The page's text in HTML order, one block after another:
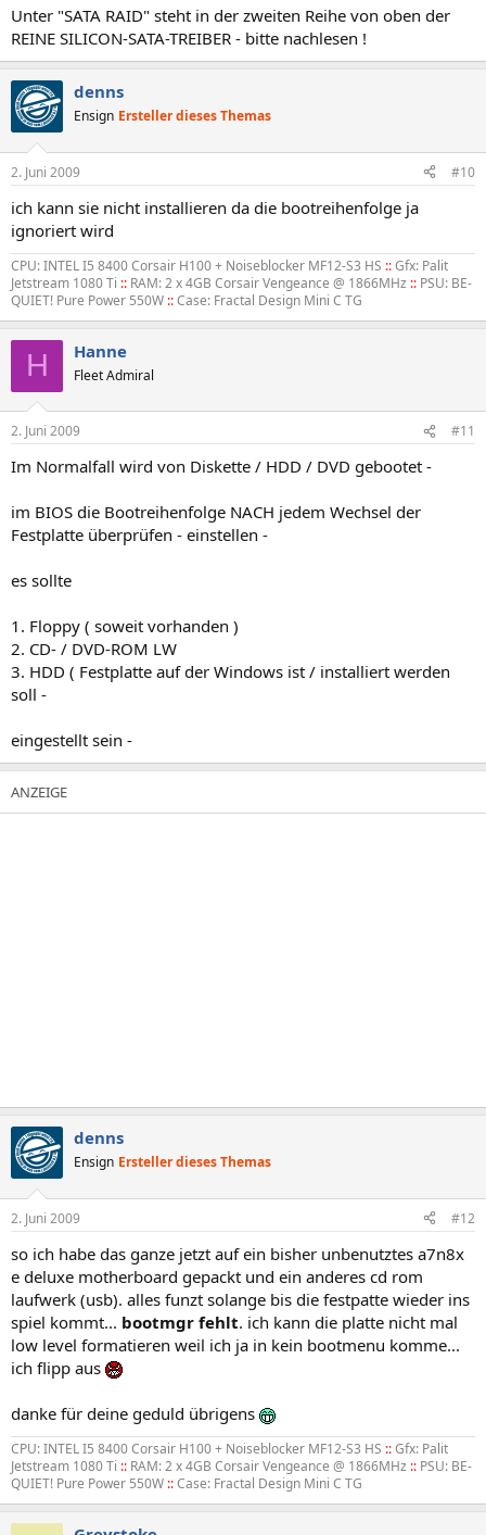
Unter "SATA RAID" steht in der zweiten Reihe von oben der
REINE SILICON-SATA-TREIBER - bitte nachlesen !
denns
Ensign Ersteller dieses Themas
2. Juni 2009 #10
ich kann sie nicht installieren da die bootreihenfolge ja
ignoriert wird
CPU: INTEL I5 8400 Corsair H100 + Noiseblocker MF12-S3 HS ::Gfx: Palit
Jetstream 1080 Ti :: RAM: 2 x 4GB Corsair Vengeance @ 1866MHz :: PSU: BE-
QUIET! Pure Power 550W ::Case: Fractal Design Mini C TG
H Hanne
Fleet Admiral
2. Juni 2009 #11
Im Normalfall wird von Diskette / HDD / DVD gebootet -
im BIOS die Bootreihenfolge NACH jedem Wechsel der
Festplatte überprüfen - einstellen -
es sollte
1. Floppy ( soweit vorhanden )
2. CD- / DVD-ROM LW
3. HDD ( Festplatte auf der Windows ist / installiert werden
soll -
eingestellt sein -
denns
Ensign Ersteller dieses Themas
2. Juni 2009 #12
so ich habe das ganze jetzt auf ein bisher unbenutztes a7n8x
e deluxe motherboard gepackt und ein anderes cd rom
laufwerk (usb). alles funzt solange bis die festpatte wieder ins
spiel kommt... bootmgr fehlt. ich kann die platte nicht mal
low level formatieren weil ich ja in kein bootmenu komme...
ich flipp aus
danke für deine geduld übrigens
CPU: INTEL I5 8400 Corsair H100 + Noiseblocker MF12-S3 HS ::Gfx: Palit
Jetstream 1080 Ti :: RAM: 2 x 4GB Corsair Vengeance @ 1866MHz :: PSU: BE-
QUIET! Pure Power 550W ::Case: Fractal Design Mini C TG